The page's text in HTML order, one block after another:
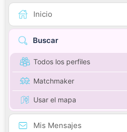
Inicio
Buscar
Todos los perfiles
Matchmaker
Usar el mapa
Mis Mensajes